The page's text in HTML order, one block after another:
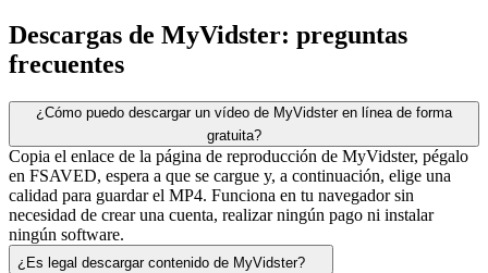
Descargas de MyVidster: preguntas
frecuentes
¿Cómo puedo descargar un vídeo de MyVidster en línea de forma
gratuita?
Copia el enlace de la página de reproducción de MyVidster, pégalo
en FSAVED, espera a que se cargue y, a continuación, elige una
calidad para guardar el MP4. Funciona en tu navegador sin
necesidad de crear una cuenta, realizar ningún pago ni instalar
ningún software.
¿Es legal descargar contenido de MyVidster?